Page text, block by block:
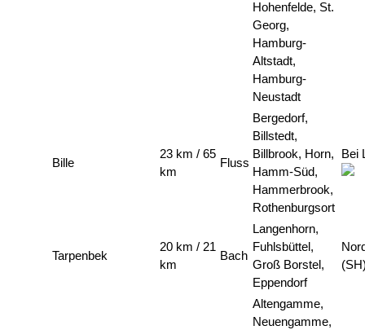
Hohenfelde, St.
Georg,
Hamburg-
Altstadt,
Hamburg-
Neustadt
Bille
23 km / 65
km
Fluss
Bergedorf,
Billstedt,
Billbrook, Horn,
Hamm-Süd,
Hammerbrook,
Rothenburgsort
Bei
Tarpenbek
20 km / 21
km
Bach
Langenhorn,
Fuhlsbüttel,
Groß Borstel,
Eppendorf
Altengamme,
Neuengamme,